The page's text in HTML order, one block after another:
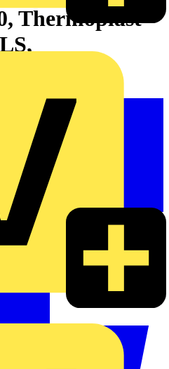
Thermoplast
matt